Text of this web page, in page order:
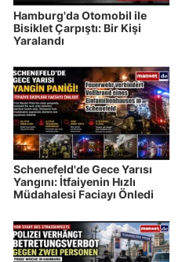
Hamburg'da Otomobil ile
Bisiklet Çarpıştı: Bir Kişi
Yaralandı
Schenefeld'de Gece Yarısı
Yangını: İtfaiyenin Hızlı
Müdahalesi Faciayı Önledi